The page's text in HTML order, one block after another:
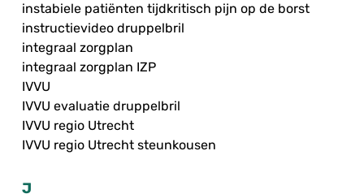
instabiele patiënten tijdkritisch pijn op de borst
instructievideo druppelbril
integraal zorgplan
integraal zorgplan IZP
IVVU
IVVU evaluatie druppelbril
IVVU regio Utrecht
IVVU regio Utrecht steunkousen
J